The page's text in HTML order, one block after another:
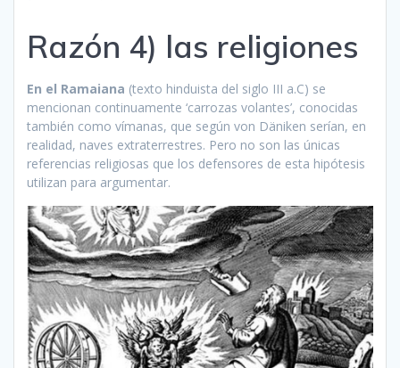
Razón 4) las religiones
En el Ramaiana (texto hinduista del siglo III a.C) se
mencionan continuamente ‘carrozas volantes’, conocidas
también como vímanas, que según von Däniken serían, en
realidad, naves extraterrestres. Pero no son las únicas
referencias religiosas que los defensores de esta hipótesis
utilizan para argumentar.